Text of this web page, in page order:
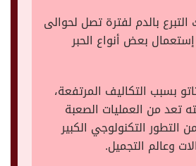
بالدم لفترة تصل لحوالى
بعض أنواع الحبر
بسبب التكاليف المرتفعة،
تعد من العمليات الصعبة
التطور التكنولوجي الكبير
وعالم التجميل.